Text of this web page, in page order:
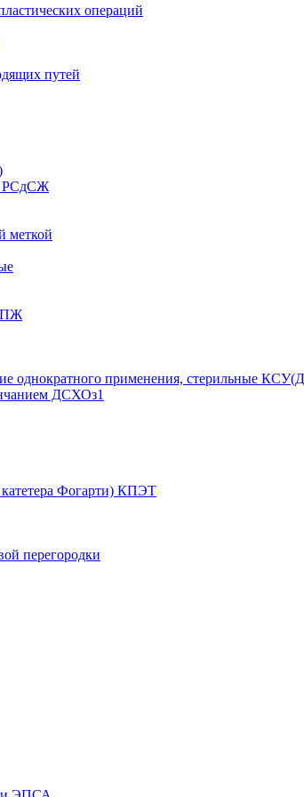
операций
путей
РСдСЖ
меткой
однократного применения, стерильные
ДСХОз1
Фогарти) КПЭТ
перегородки